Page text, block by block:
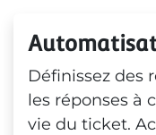
Définissez des
les réponses à
vie du ticket.